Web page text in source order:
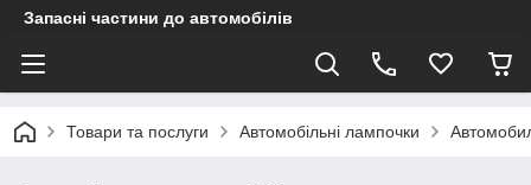
Запасні частини до автомобілів
Товари та послуги Автомобільні лампочки